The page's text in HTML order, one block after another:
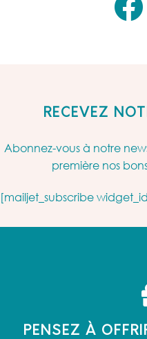
RECEVEZ
Abonnez-vous à notre
première nos
[mailjet_subscribe
PENSEZ À